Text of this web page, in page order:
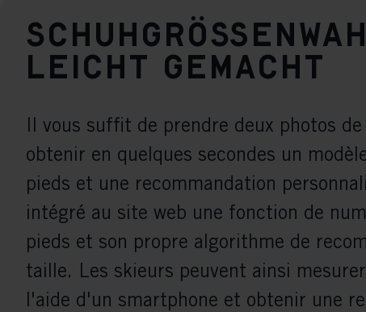
leicht gemacht
Il vous suffit de prendre deux photos
obtenir en quelques secondes un
pieds et une recommandation
intégré au site web une fonction de
pieds et son propre algorithme de
taille. Les skieurs peuvent ainsi
l'aide d'un smartphone et obtenir une